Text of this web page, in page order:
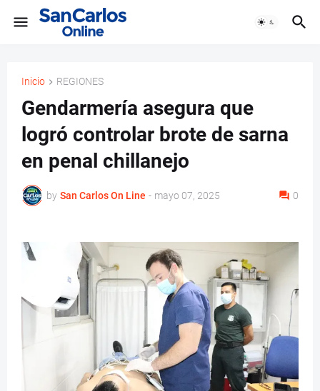
Inicio REGIONES
Gendarmería asegura que
logró controlar brote de sarna
en penal chillanejo
by San Carlos On Line - mayo 07, 2025 0